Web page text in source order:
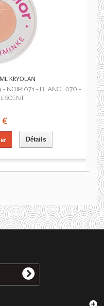
KRYOLAN
NOIR 071 - BLANC : 070 -
€
Détails